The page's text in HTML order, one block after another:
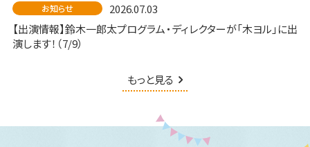
お知らせ
2026.07.03
【出演情報】鈴木一郎太プログラム・ディレクターが「木ヨル」に出
演します！（7/9）
もっと見る